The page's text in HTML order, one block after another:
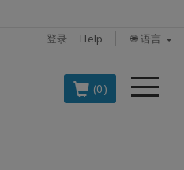
登录 Help 🌐 语言
菜
(0)